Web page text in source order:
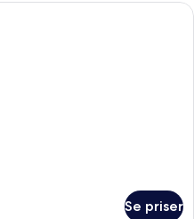
Ett modernt hotellrum med en stor
Se priser